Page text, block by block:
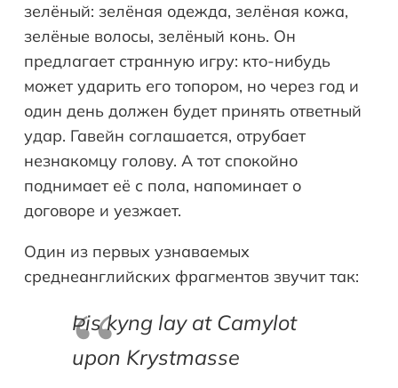
зелёный: зелёная одежда, зелёная кожа,
зелёные волосы, зелёный конь. Он
предлагает странную игру: кто-нибудь
может ударить его топором, но через год и
один день должен будет принять ответный
удар. Гавейн соглашается, отрубает
незнакомцу голову. А тот спокойно
поднимает её с пола, напоминает о
договоре и уезжает.
Один из первых узнаваемых
среднеанглийских фрагментов звучит так:
Þis kyng lay at Camylot
upon Krystmasse